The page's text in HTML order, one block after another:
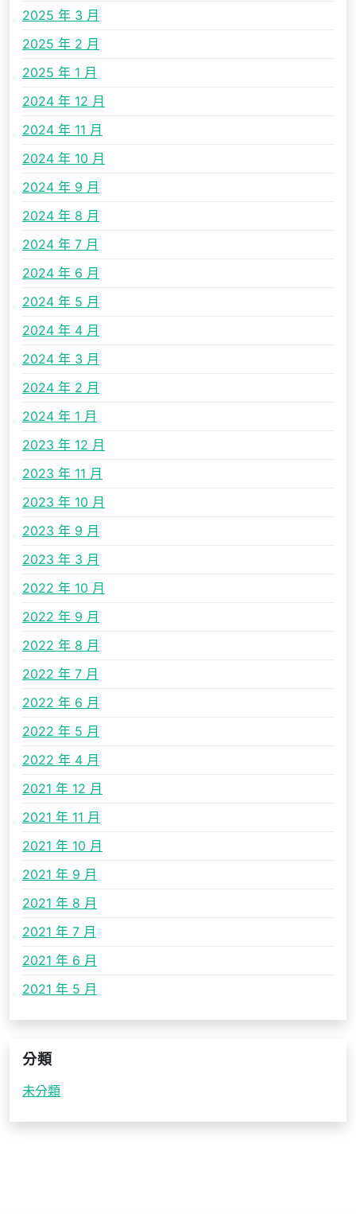
2025 年 3 月
2025 年 2 月
2025 年 1 月
2024 年 12 月
2024 年 11 月
2024 年 10 月
2024 年 9 月
2024 年 8 月
2024 年 7 月
2024 年 6 月
2024 年 5 月
2024 年 4 月
2024 年 3 月
2024 年 2 月
2024 年 1 月
2023 年 12 月
2023 年 11 月
2023 年 10 月
2023 年 9 月
2023 年 3 月
2022 年 10 月
2022 年 9 月
2022 年 8 月
2022 年 7 月
2022 年 6 月
2022 年 5 月
2022 年 4 月
2021 年 12 月
2021 年 11 月
2021 年 10 月
2021 年 9 月
2021 年 8 月
2021 年 7 月
2021 年 6 月
2021 年 5 月
分類
未分類